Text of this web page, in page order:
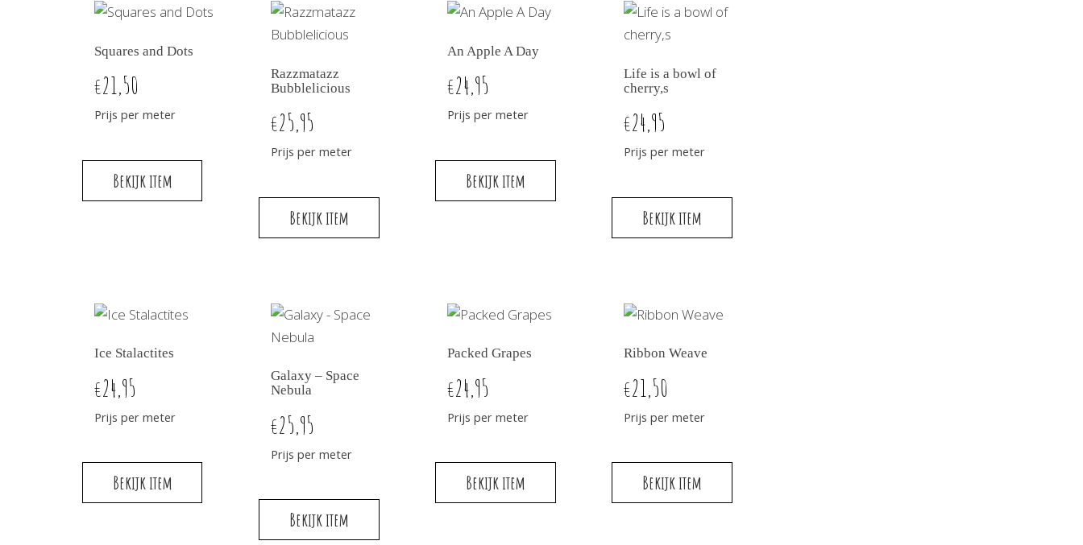
Squares and Dots
€21,50
Prijs per meter
Bekijk item
Razzmatazz
Bubblelicious
€25,95
Prijs per meter
Bekijk item
An Apple A Day
€24,95
Prijs per meter
Bekijk item
Life is a bowl of
cherry,s
€24,95
Prijs per meter
Bekijk item
Ice Stalactites
€24,95
Prijs per meter
Bekijk item
Galaxy – Space
Nebula
€25,95
Prijs per meter
Bekijk item
Packed Grapes
€24,95
Prijs per meter
Bekijk item
Ribbon Weave
€21,50
Prijs per meter
Bekijk item